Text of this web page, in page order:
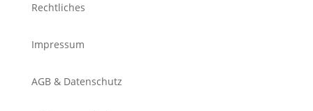
Rechtliches
Impressum
AGB & Datenschutz